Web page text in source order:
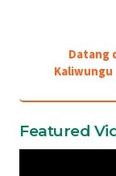
Datang
Kaliwungu
Featured